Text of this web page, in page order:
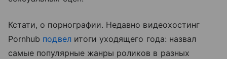
Кстати, о порнографии. Недавно видеохостинг
Pornhub подвелитоги уходящего года: назвал
самые популярные жанры роликов в разных